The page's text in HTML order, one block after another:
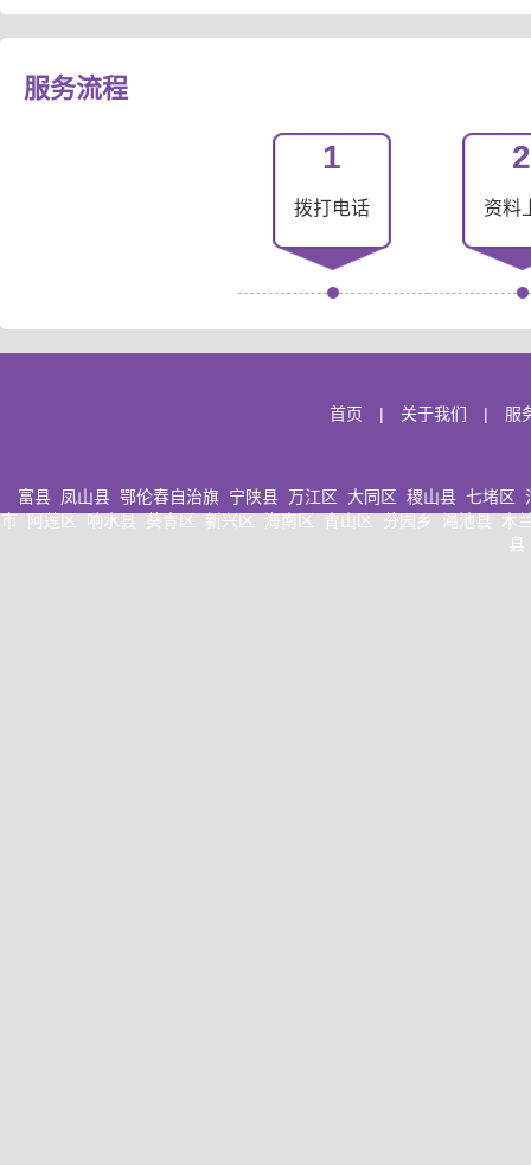
服务流程
1
拨打电话
2
资料
首页 | 关于我们 | 服
富县 凤山县 鄂伦春自治旗 宁陕县 万江区 大同区 稷山县 七堵区
市
阿莲区 响水县 葵青区 新兴区 海南区 青山区 芬园乡 渑池县
木
县